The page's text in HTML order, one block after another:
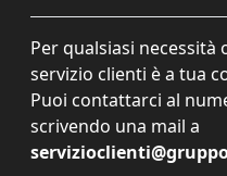
Per qualsiasi
servizio clienti è a tua
Puoi contattarci al
scrivendo una mail a